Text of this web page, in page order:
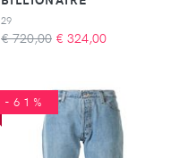
29
€ 720,00 € 324,00
-61%